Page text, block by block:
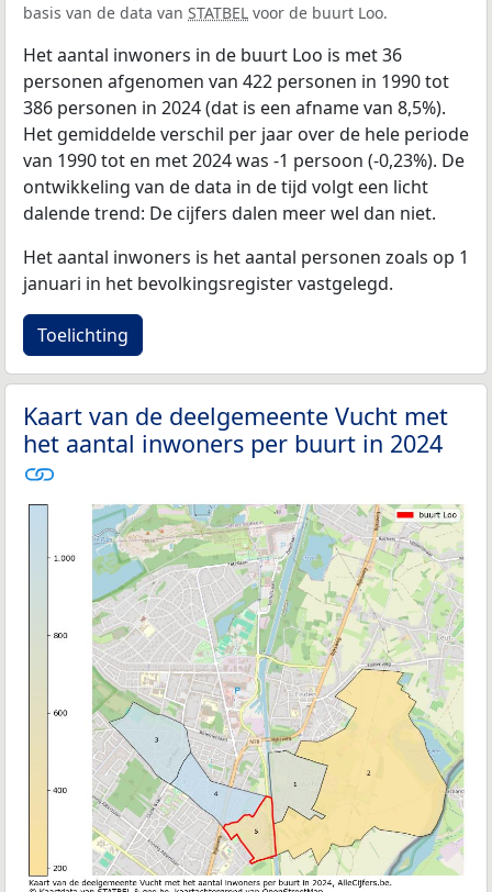
basis van de data van STATBEL voor de buurt Loo.
Het aantal inwoners in de buurt Loo is met 36
personen afgenomen van 422 personen in 1990 tot
386 personen in 2024 (dat is een afname van 8,5%).
Het gemiddelde verschil per jaar over de hele periode
van 1990 tot en met 2024 was -1 persoon (-0,23%). De
ontwikkeling van de data in de tijd volgt een licht
dalende trend: De cijfers dalen meer wel dan niet.
Het aantal inwoners is het aantal personen zoals op 1
januari in het bevolkingsregister vastgelegd.
Toelichting
Kaart van de deelgemeente Vucht met
het aantal inwoners per buurt in 2024